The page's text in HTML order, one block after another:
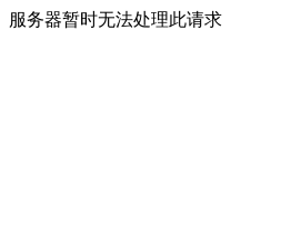
服务器暂时无法处理此请求